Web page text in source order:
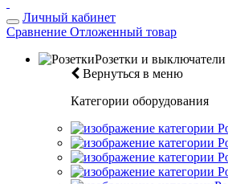
Личный кабинет
Сравнение Отложенный товар
Розетки и выключатели
Вернуться в меню
Категории оборудования